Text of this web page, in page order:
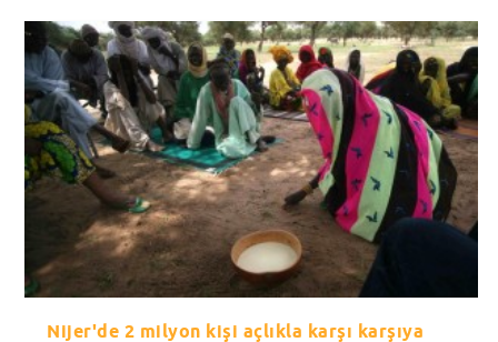
Nijer'de 2 milyon kişi açlıkla karşı karşıya